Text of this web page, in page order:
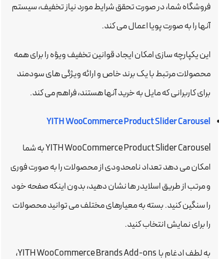
فروشگاه شما، در صورت تحقق شرایط مورد نیاز تخفیف، سیستم
آنها را به صورت پویا اعمال می کند.
این یکپارچه سازی امکان ایجاد قوانین تخفیف ویؤه را برای همه
محصولات مرتبط با یک برند خاص و ارائه ویژگی های سودمند
برای کاربرانی که مایل به خرید آنها هستند، فراهم می کند.
YITH WooCommerce Product Slider Carousel
YITH WooCommerce Product Slider Carousel به شما
امکان می دهد تعداد نامحدودی از محصولات را به صورت فوری
و مرتب از طریق اسلایدر ها نشان دهید، بدون اینکه صفحه خود
را سنگین کنید. بسته به معیارهای مختلف می توانید محصولات
را برای نمایش انتخاب کنید.
به لطف ادغام با YITH WooCommerce Brands Add-ons،